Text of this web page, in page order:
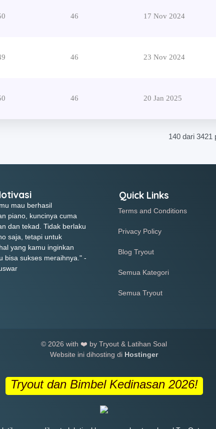
46 17 Nov 2024
46 23 Nov 2024
46 20 Jan 2025
140 dari 3421
mau berhasil
piano, kuncinya cuma
dan tekad. Tidak berlaku
saja, tetapi untuk
yang kamu inginkan
bisa sukses meraihnya." -
Quick Links
Terms and Conditions
Privacy Policy
Blog Tryout
Semua Kategori
Semua Tryout
© 2026 with ❤️ by Tryout & Latihan Soal
Website ini dihosting di Hostinger
Tryout dan Bimbel Kedinasan 2026!